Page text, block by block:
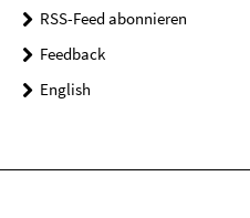
RSS-Feed abonnieren
Feedback
English